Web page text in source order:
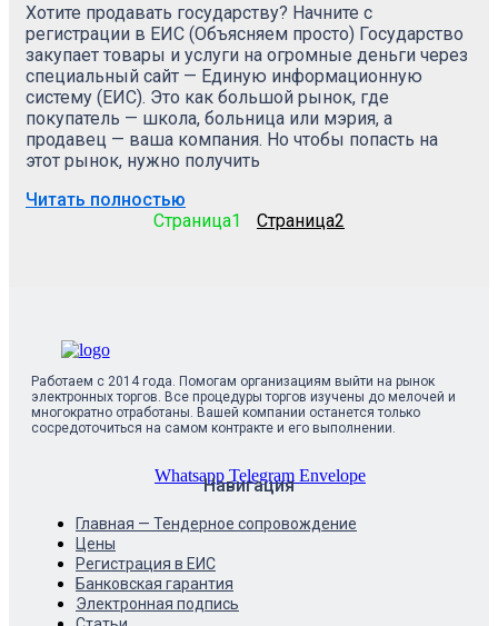
Хотите продавать государству? Начните с
регистрации в ЕИС (Объясняем просто) Государство
закупает товары и услуги на огромные деньги через
специальный сайт — Единую информационную
систему (ЕИС). Это как большой рынок, где
покупатель — школа, больница или мэрия, а
продавец — ваша компания. Но чтобы попасть на
этот рынок, нужно получить
Читать полностью
Страница1 Страница2
Работаем с 2014 года. Помогам организациям выйти на рынок
электронных торгов. Все процедуры торгов изучены до мелочей и
многократно отработаны. Вашей компании останется только
сосредоточиться на самом контракте и его выполнении.
Whatsapp Telegram Envelope
Навигация
Главная — Тендерное сопровождение
Цены
Регистрация в ЕИС
Банковская гарантия
Электронная подпись